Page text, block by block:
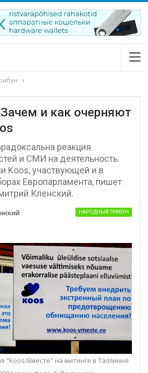
и как очерняют
реакция
и СМИ на деятельность
Koos, участвующей и в
Европарламента, пишет
Кленский.
НАРОДНЫЙ ТРИБУН
"Koos/Вместе" на митинге в Таллинне